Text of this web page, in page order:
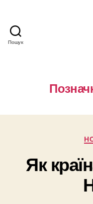
Пошук
Як